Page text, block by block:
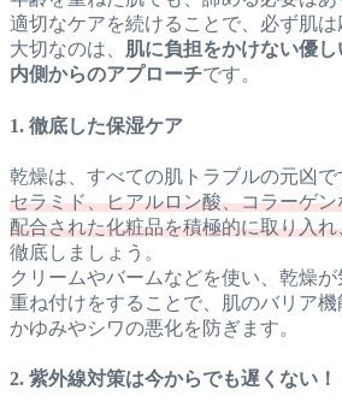
適切なケアを続けることで、必ず肌は
大切なのは、 肌に負担をかけない優し
内側からのアプローチです。
1. 徹底した保湿ケア
乾燥は、すべての肌トラブルの元凶で
セラミド、ヒアルロン酸、コラーゲ
配合された化粧品を積極的に取り入
徹底しましょう。
クリームやバームなどを使い、乾燥
重ね付けをすることで、肌のバリア機
かゆみやシワの悪化を防ぎます。
2. 紫外線対策は今からでも遅くない！